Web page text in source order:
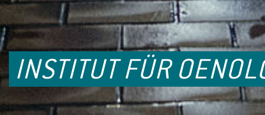
INSTITUT FÜR